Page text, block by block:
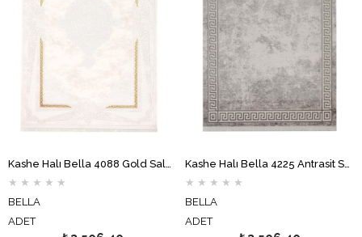
★ ★ ★ ★ ★
BELLA
ADET
★ ★ ★ ★ ★
BELLA
ADET